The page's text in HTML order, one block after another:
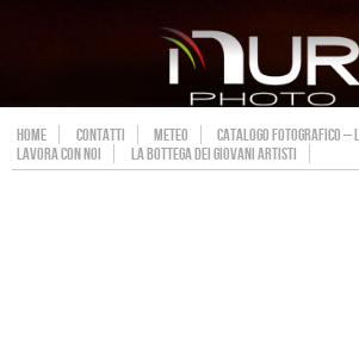
HOME CONTATTI METEO
CATALOGO FOTOGRAFICO –
LAVORA CON NOI
LA BOTTEGA DEI GIOVANI ARTISTI